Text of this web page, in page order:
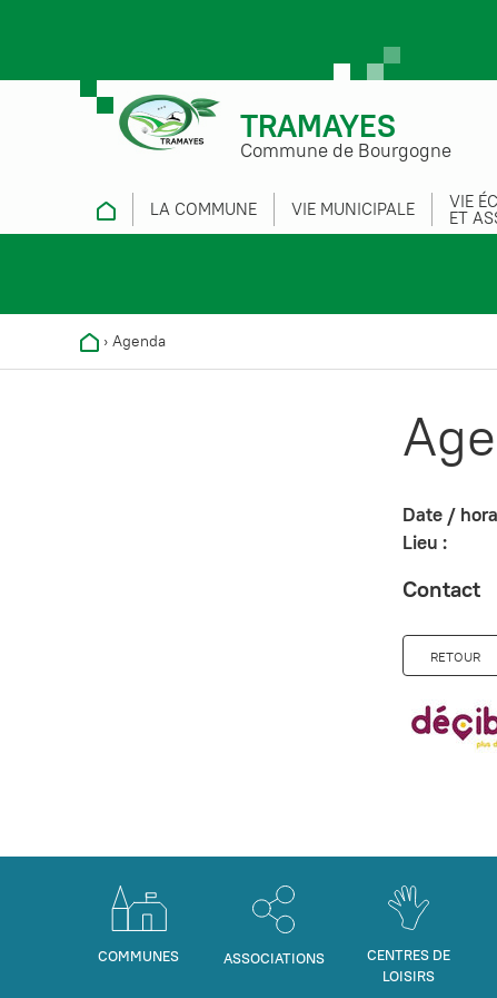
TRAMAYES
Commune de Bourgogne
LA COMMUNE VIE MUNICIPALE VIE
ET
› Agenda
Date /
Lieu :
Contact
RETOUR
COMMUNES ASSOCIATIONS
CENTRES DE
LOISIRS